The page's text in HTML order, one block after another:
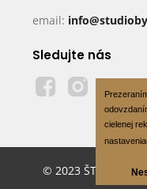
cielenej
email:
Sledujte nás
© 2023 ŠTÚDIO